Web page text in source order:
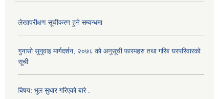
लेखापरीक्षण सूचीकरण हुने सम्वन्धमा
गुनासो सुनुवाइ मार्गदर्शन, २०७८ को अनुसूची फारमहरु तथा गरिब घरपरिवारको
सूची
बिषय: भुल सुधार गरिएको बारे .